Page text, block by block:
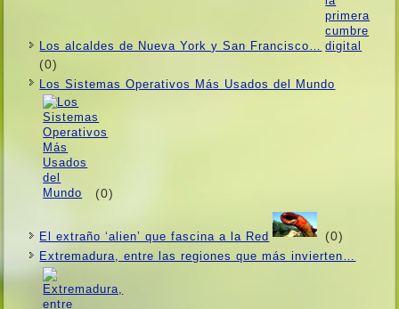
Los alcaldes de Nueva York y San Francisco…
(0)
Los Sistemas Operativos Más Usados ​​del Mundo
(0)
El extraño ‘alien’ que fascina a la Red (0)
Extremadura, entre las regiones que más invierten…